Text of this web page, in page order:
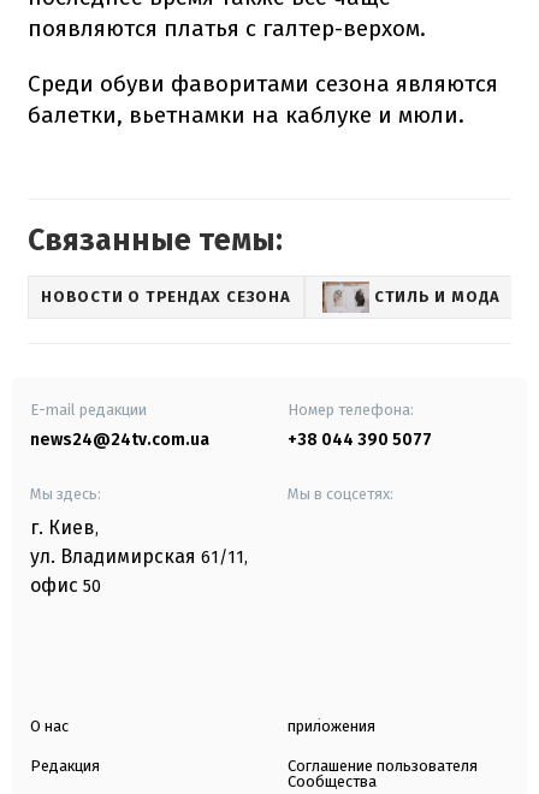
появляются платья с галтер-верхом.
Среди обуви фаворитами сезона являются
балетки, вьетнамки на каблуке и мюли.
Связанные темы:
НОВОСТИ О ТРЕНДАХ СЕЗОНА СТИЛЬ И МОДА
E-mail редакции
news24@24tv.com.ua
Номер телефона:
+38 044 390 5077
Мы здесь:
г. Киев,
ул. Владимирская 61/11,
офис 50
Мы в соцсетях:
О нас
Редакция
приложения
Соглашение пользователя
Сообщества